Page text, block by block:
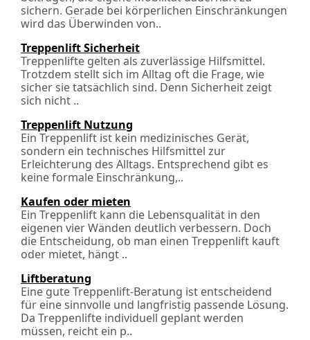
sichern. Gerade bei körperlichen Einschränkungen
wird das Überwinden von..
Treppenlift Sicherheit
Treppenlifte gelten als zuverlässige Hilfsmittel.
Trotzdem stellt sich im Alltag oft die Frage, wie
sicher sie tatsächlich sind. Denn Sicherheit zeigt
sich nicht ..
Treppenlift Nutzung
Ein Treppenlift ist kein medizinisches Gerät,
sondern ein technisches Hilfsmittel zur
Erleichterung des Alltags. Entsprechend gibt es
keine formale Einschränkung,..
Kaufen oder mieten
Ein Treppenlift kann die Lebensqualität in den
eigenen vier Wänden deutlich verbessern. Doch
die Entscheidung, ob man einen Treppenlift kauft
oder mietet, hängt ..
Liftberatung
Eine gute Treppenlift-Beratung ist entscheidend
für eine sinnvolle und langfristig passende Lösung.
Da Treppenlifte individuell geplant werden
müssen, reicht ein p..